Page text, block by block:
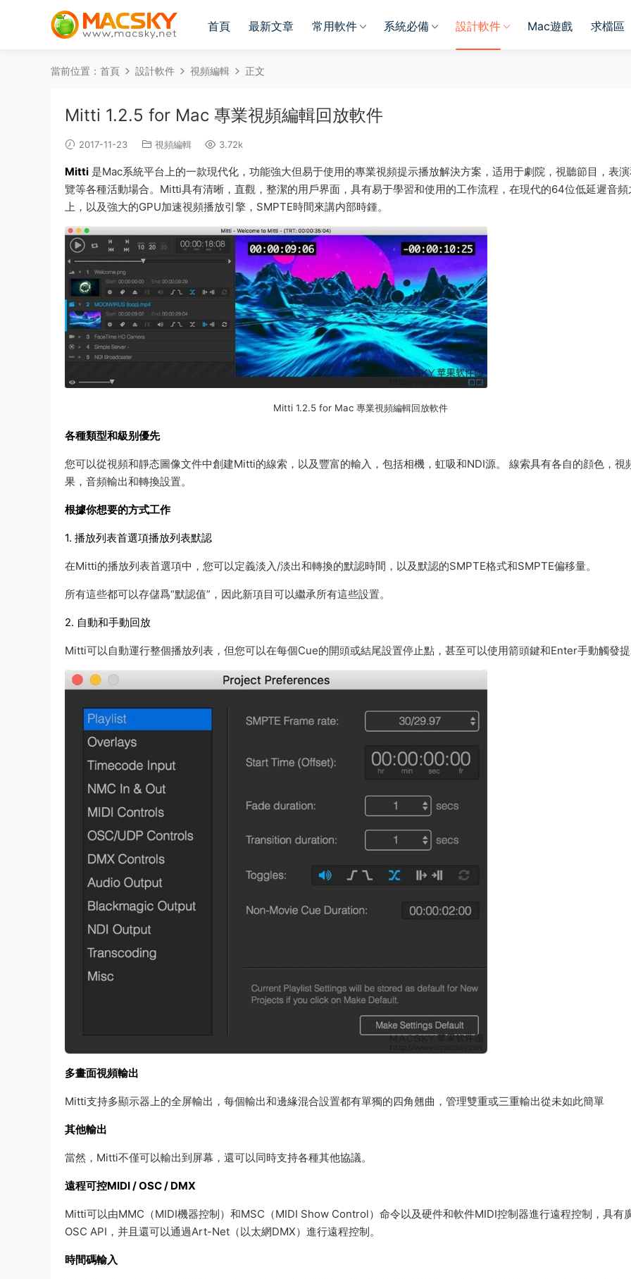
首頁 最新文章 常用軟件 系統必備 設計軟件 Mac遊戲 求檔區
當前位置： 首頁 設計軟件 視頻編輯 正文
Mitti 1.2.5 for Mac 專業視頻編輯回放軟件
2017-11-23 視頻編輯 3.72k
Mitti 是Mac系統平台上的一款現代化，功能強大但易于使用的專業視頻提示播放解決方案，适用于劇院，視聽節目，表
覽等各種活動場合。Mitti具有清晰，直觀，整潔的用戶界面，具有易于學習和使用的工作流程，在現代的64位低延遲音頻
上，以及強大的GPU加速視頻播放引擎，SMPTE時間來講内部時鍾。
Mitti 1.2.5 for Mac 專業視頻編輯回放軟件
各種類型和級别優先
您可以從視頻和靜态圖像文件中創建Mitti的線索，以及豐富的輸入，包括相機，虹吸和NDI源。 線索具有各自的顔色，視
果，音頻輸出和轉換設置。
根據你想要的方式工作
1. 播放列表首選項播放列表默認
在Mitti的播放列表首選項中，您可以定義淡入/淡出和轉換的默認時間，以及默認的SMPTE格式和SMPTE偏移量。
所有這些都可以存儲爲“默認值”，因此新項目可以繼承所有這些設置。
2. 自動和手動回放
Mitti可以自動運行整個播放列表，但您可以在每個Cue的開頭或結尾設置停止點，甚至可以使用箭頭鍵和Enter手動觸發
多畫面視頻輸出
Mitti支持多顯示器上的全屏輸出，每個輸出和邊緣混合設置都有單獨的四角翹曲，管理雙重或三重輸出從未如此簡單
其他輸出
當然，Mitti不僅可以輸出到屏幕，還可以同時支持各種其他協議。
遠程可控MIDI / OSC / DMX
Mitti可以由MMC（MIDI機器控制）和MSC（MIDI Show Control）命令以及硬件和軟件MIDI控制器進行遠程控制，具有
OSC API，并且還可以通過Art-Net（以太網DMX）進行遠程控制。
時間碼輸入